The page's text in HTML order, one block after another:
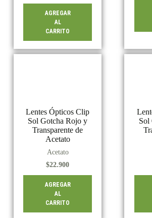
AGREGAR
AL
CARRITO
Lentes Ópticos Clip
Sol Gotcha Rojo y
Transparente de
Acetato
Acetato
$22.900
AGREGAR
AL
CARRITO
Sol